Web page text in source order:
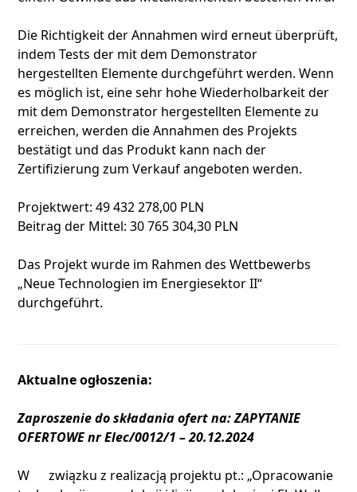
Die Richtigkeit der Annahmen wird erneut überprüft,
indem Tests der mit dem Demonstrator
hergestellten Elemente durchgeführt werden. Wenn
es möglich ist, eine sehr hohe Wiederholbarkeit der
mit dem Demonstrator hergestellten Elemente zu
erreichen, werden die Annahmen des Projekts
bestätigt und das Produkt kann nach der
Zertifizierung zum Verkauf angeboten werden.
Projektwert: 49 432 278,00 PLN
Beitrag der Mittel: 30 765 304,30 PLN
Das Projekt wurde im Rahmen des Wettbewerbs
„Neue Technologien im Energiesektor II“
durchgeführt.
Aktualne ogłoszenia:
Zaproszenie do składania ofert na: ZAPYTANIE
OFERTOWE nr Elec/0012/1 – 20.12.2024
W związku z realizacją projektu pt.: „Opracowanie